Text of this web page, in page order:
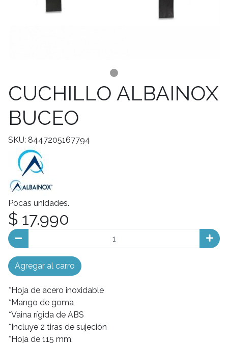
CUCHILLO ALBAINOX
BUCEO
SKU: 8447205167794
Pocas unidades.
$ 17.990
Agregar al carro
*Hoja de acero inoxidable
*Mango de goma
*Vaina rígida de ABS
*Incluye 2 tiras de sujeción
*Hoja de 115 mm.